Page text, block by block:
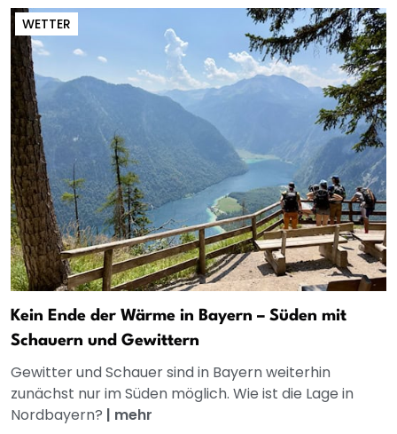
WETTER
Kein Ende der Wärme in Bayern – Süden mit
Schauern und Gewittern
Gewitter und Schauer sind in Bayern weiterhin
zunächst nur im Süden möglich. Wie ist die Lage in
Nordbayern? | mehr